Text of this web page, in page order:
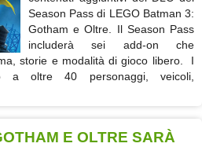
Season Pass di LEGO Batman 3:
Gotham e Oltre. Il Season Pass
includerà sei add-on che
storie e modalità di gioco libero. I
a oltre 40 personaggi, veicoli,
E OLTRE SARÀ